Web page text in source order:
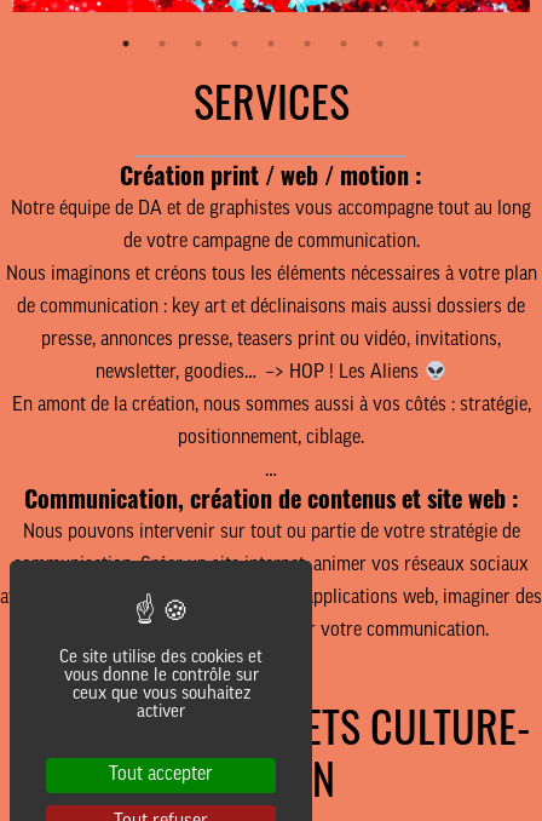
SERVICES
________________________________
Création print / web / motion :
Notre équipe de DA et de graphistes vous accompagne tout au long
de votre campagne de communication.
Nous imaginons et créons tous les éléments nécessaires à votre plan
de communication : key art et déclinaisons mais aussi dossiers de
presse, annonces presse, teasers print ou vidéo, invitations,
newsletter, goodies… –> HOP ! Les Aliens
En amont de la création, nous sommes aussi à vos côtés : stratégie,
positionnement, ciblage.
…
Communication, création de contenus et site web :
Nous pouvons intervenir sur tout ou partie de votre stratégie de
communication. Créer un site internet, animer vos réseaux sociaux
avec des contenus originaux, créer des applications web, imaginer des
évènementialiser votre communication.
NOS AUTRES PROJETS CULTURE-
ÉDITION
Ce site utilise des cookies et
vous donne le contrôle sur
ceux que vous souhaitez
activer
Tout accepter